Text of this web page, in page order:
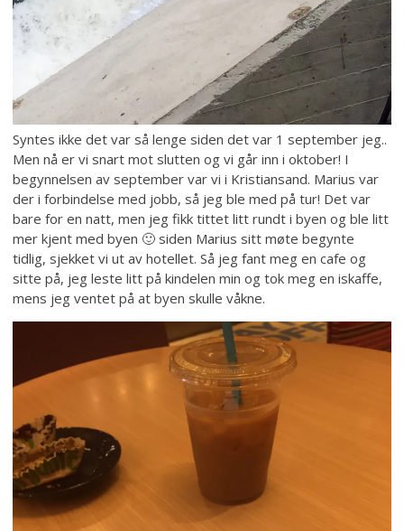
Syntes ikke det var så lenge siden det var 1 september jeg..
Men nå er vi snart mot slutten og vi går inn i oktober! I
begynnelsen av september var vi i Kristiansand. Marius var
der i forbindelse med jobb, så jeg ble med på tur! Det var
bare for en natt, men jeg fikk tittet litt rundt i byen og ble litt
mer kjent med byen 🙂 siden Marius sitt møte begynte
tidlig, sjekket vi ut av hotellet. Så jeg fant meg en cafe og
sitte på, jeg leste litt på kindelen min og tok meg en iskaffe,
mens jeg ventet på at byen skulle våkne.